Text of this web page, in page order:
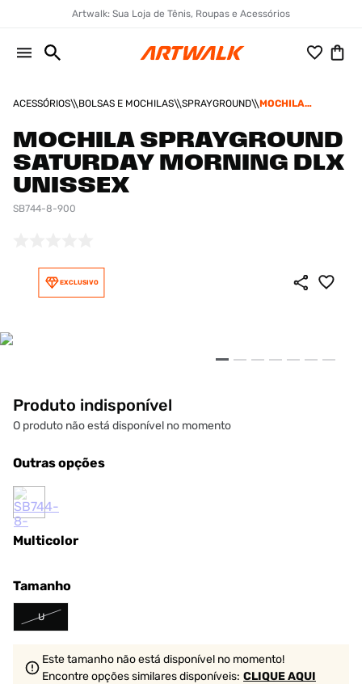
Artwalk: Sua Loja de Tênis, Roupas e Acessórios
ACESSÓRIOS BOLSAS E MOCHILAS SPRAYGROUND
MOCHILA
SATURDAY
MORNING DLX
UNISSEX
MOCHILA SPRAYGROUND
SATURDAY MORNING DLX
UNISSEX
SB744-8-900
EXCLUSIVO
Produto indisponível
O produto não está disponível no momento
Outras opções
Multicolor
Tamanho
U
Este tamanho não está disponível no momento!
Encontre opções similaresdisponíveis: CLIQUE AQUI